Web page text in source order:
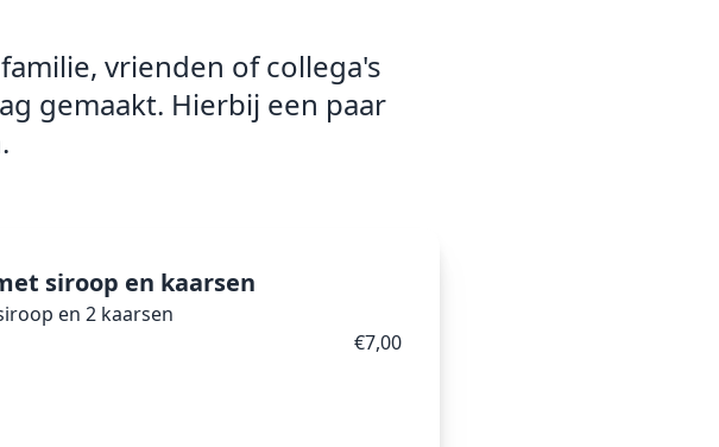
vrienden of collega's
gemaakt. Hierbij een paar
siroop en kaarsen
en 2 kaarsen
€7,00